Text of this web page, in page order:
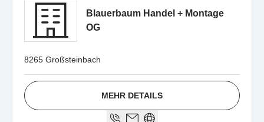
Blauerbaum Handel + Montage
OG
8265 Großsteinbach
MEHR DETAILS